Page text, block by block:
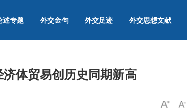
述专题 外交金句 外交足迹 外交思想文献
体贸易创历史同期新高